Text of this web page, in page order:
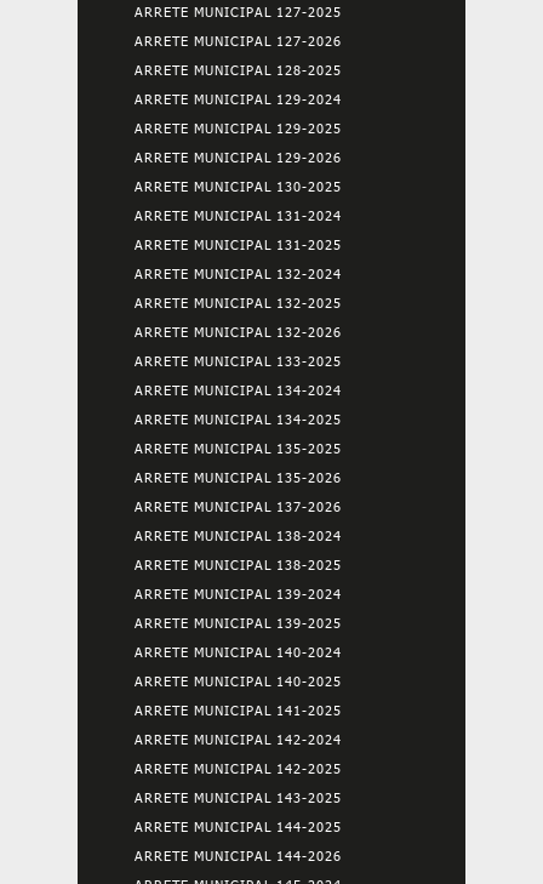
ARRETE MUNICIPAL 127-2025
ARRETE MUNICIPAL 127-2026
ARRETE MUNICIPAL 128-2025
ARRETE MUNICIPAL 129-2024
ARRETE MUNICIPAL 129-2025
ARRETE MUNICIPAL 129-2026
ARRETE MUNICIPAL 130-2025
ARRETE MUNICIPAL 131-2024
ARRETE MUNICIPAL 131-2025
ARRETE MUNICIPAL 132-2024
ARRETE MUNICIPAL 132-2025
ARRETE MUNICIPAL 132-2026
ARRETE MUNICIPAL 133-2025
ARRETE MUNICIPAL 134-2024
ARRETE MUNICIPAL 134-2025
ARRETE MUNICIPAL 135-2025
ARRETE MUNICIPAL 135-2026
ARRETE MUNICIPAL 137-2026
ARRETE MUNICIPAL 138-2024
ARRETE MUNICIPAL 138-2025
ARRETE MUNICIPAL 139-2024
ARRETE MUNICIPAL 139-2025
ARRETE MUNICIPAL 140-2024
ARRETE MUNICIPAL 140-2025
ARRETE MUNICIPAL 141-2025
ARRETE MUNICIPAL 142-2024
ARRETE MUNICIPAL 142-2025
ARRETE MUNICIPAL 143-2025
ARRETE MUNICIPAL 144-2025
ARRETE MUNICIPAL 144-2026